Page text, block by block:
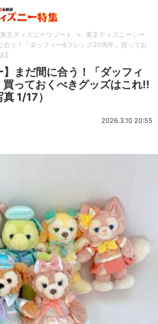
東京ディズニーリゾート >
東京ディズニーシー
合う！「ダッフィー&フレンズ20周年」買ってお
】まだ間に合う！「ダッフィ
っておくべきグッズはこれ!!
1/17）
2026.3.10 20:55